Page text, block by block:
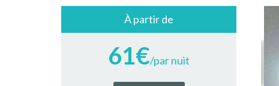
À partir de
61€/par nuit